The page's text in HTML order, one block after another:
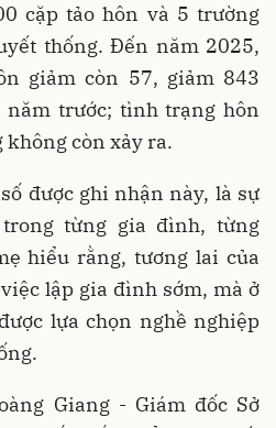
cặp tảo hôn và 5 trường
thống. Đến năm 2025,
giảm còn 57, giảm 843
năm trước; tình trạng hôn
còn xảy ra.
được ghi nhận này, là sự
từng gia đình, từng
hiểu rằng, tương lai của
lập gia đình sớm, mà ở
lựa chọn nghề nghiệp
Giang - Giám đốc Sở